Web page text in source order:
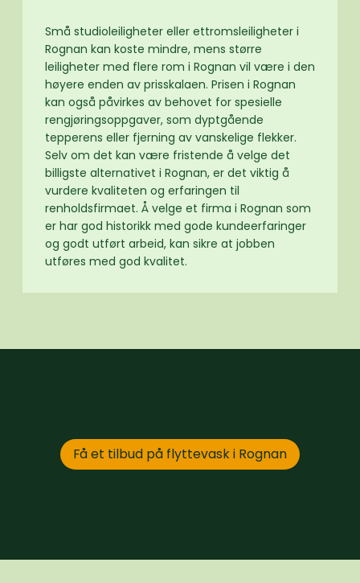
Små studioleiligheter eller ettromsleiligheter i
Rognan kan koste mindre, mens større
leiligheter med flere rom i Rognan vil være i den
høyere enden av prisskalaen. Prisen i Rognan
kan også påvirkes av behovet for spesielle
rengjøringsoppgaver, som dyptgående
tepperens eller fjerning av vanskelige flekker.
Selv om det kan være fristende å velge det
billigste alternativet i Rognan, er det viktig å
vurdere kvaliteten og erfaringen til
renholdsfirmaet. Å velge et firma i Rognan som
er har god historikk med gode kundeerfaringer
og godt utført arbeid, kan sikre at jobben
utføres med god kvalitet.
Få et tilbud på flyttevask i Rognan